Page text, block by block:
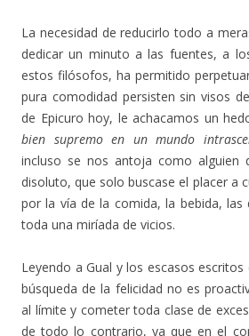
La necesidad de reducirlo todo a
dedicar un minuto a las fuentes, a
estos filósofos, ha permitido
pura comodidad persisten sin visos
de Epicuro hoy, le achacamos un
bien supremo en un mundo
incluso se nos antoja como alguien
disoluto, que solo buscase el placer a
por la vía de la comida, la bebida, las
toda una miríada de vicios.
Leyendo a Gual y los escasos
búsqueda de la felicidad no es
al límite y cometer toda clase de
de todo lo contrario, ya que en el